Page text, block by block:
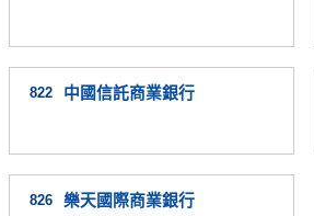
822 中國信託商業銀行
826 樂天國際商業銀行